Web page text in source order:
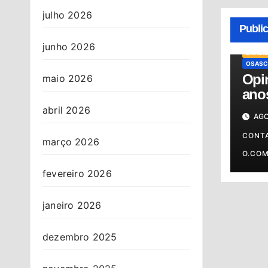
julho 2026
junho 2026
maio 2026
abril 2026
março 2026
fevereiro 2026
janeiro 2026
dezembro 2025
O.COM